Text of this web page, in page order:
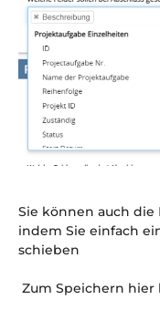
Sie können auch
indem Sie einfach
schieben
Zum Speichern hier